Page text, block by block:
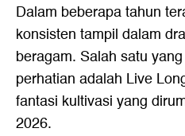
Dalam beberapa tahun
konsisten tampil dalam
beragam. Salah satu
perhatian adalah Live
fantasi kultivasi yang
2026.